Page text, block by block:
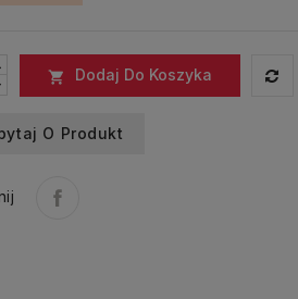
 Dodaj Do Koszyka
O Produkt